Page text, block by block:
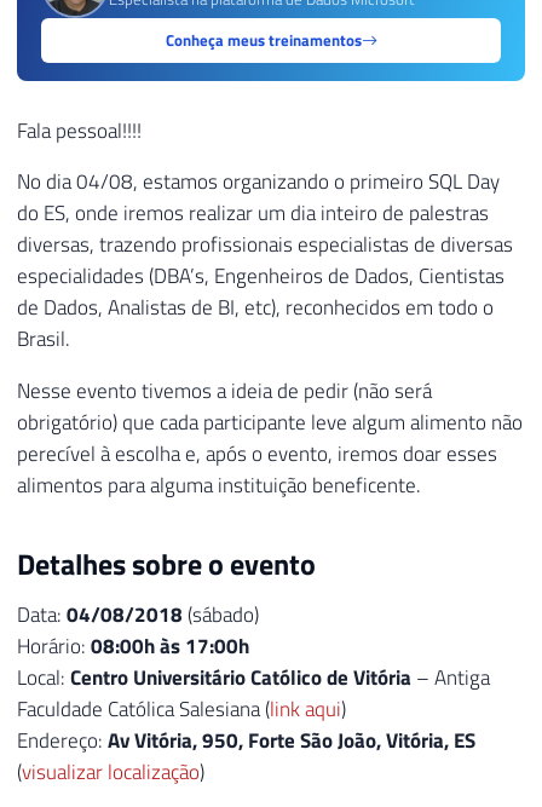
Conheça meus treinamentos
Fala pessoal!!!!
No dia 04/08, estamos organizando o primeiro SQL Day
do ES, onde iremos realizar um dia inteiro de palestras
diversas, trazendo profissionais especialistas de diversas
especialidades (DBA’s, Engenheiros de Dados, Cientistas
de Dados, Analistas de BI, etc), reconhecidos em todo o
Brasil.
Nesse evento tivemos a ideia de pedir (não será
obrigatório) que cada participante leve algum alimento não
perecível à escolha e, após o evento, iremos doar esses
alimentos para alguma instituição beneficente.
Detalhes sobre o evento
Data:04/08/2018 (sábado)
Horário:08:00h às 17:00h
Local:Centro Universitário Católico de Vitória – Antiga
Faculdade Católica Salesiana (link aqui)
Endereço:Av Vitória, 950, Forte São João, Vitória, ES
(visualizar localização)